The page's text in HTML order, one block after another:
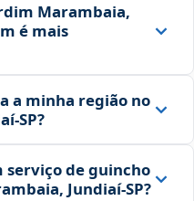
Marambaia,
é mais
a minha região no
de guincho
Jundiaí‑SP?